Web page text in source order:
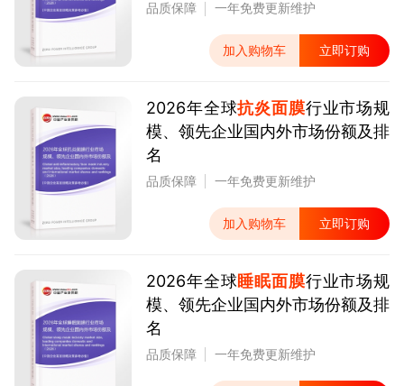
品质保障 一年免费更新维护
加入购物车 立即订购
2026年全球抗炎面膜行业市场规
模、领先企业国内外市场份额及排
名
品质保障 一年免费更新维护
加入购物车 立即订购
2026年全球睡眠面膜行业市场规
模、领先企业国内外市场份额及排
名
品质保障 一年免费更新维护